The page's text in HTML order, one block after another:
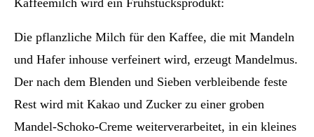
Kaffeemilch wird ein Frühstücksprodukt:
Die pflanzliche Milch für den Kaffee, die mit Mandeln
und Hafer inhouse verfeinert wird, erzeugt Mandelmus.
Der nach dem Blenden und Sieben verbleibende feste
Rest wird mit Kakao und Zucker zu einer groben
Mandel-Schoko-Creme weiterverarbeitet, in ein kleines